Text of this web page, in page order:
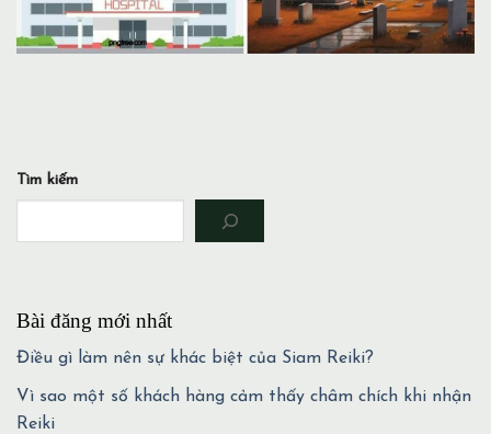
Tìm kiếm
Bài đăng mới nhất
Điều gì làm nên sự khác biệt của Siam Reiki?
Vì sao một số khách hàng cảm thấy châm chích khi nhận
Reiki